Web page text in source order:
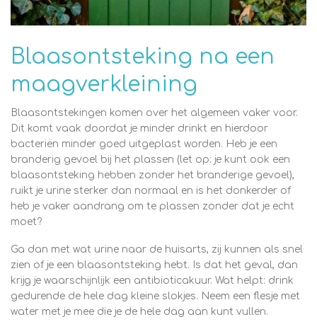
Blaasontsteking na een
maagverkleining
Blaasontstekingen komen over het algemeen vaker voor.
Dit komt vaak doordat je minder drinkt en hierdoor
bacteriën minder goed uitgeplast worden. Heb je een
branderig gevoel bij het plassen (let op: je kunt ook een
blaasontsteking hebben zonder het branderige gevoel),
ruikt je urine sterker dan normaal en is het donkerder of
heb je vaker aandrang om te plassen zonder dat je echt
moet?
Ga dan met wat urine naar de huisarts, zij kunnen als snel
zien of je een blaasontsteking hebt. Is dat het geval, dan
krijg je waarschijnlijk een antibioticakuur. Wat helpt: drink
gedurende de hele dag kleine slokjes. Neem een flesje met
water met je mee die je de hele dag aan kunt vullen.